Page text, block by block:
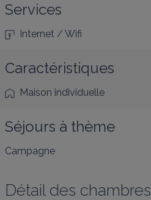
Services
Internet / Wifi
Caractéristiques
Maison individuelle
Séjours à thème
Campagne
Détail des chambres